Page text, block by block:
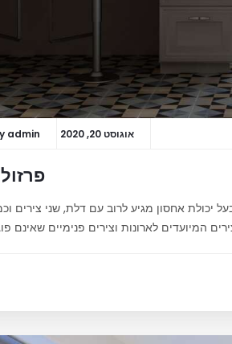
אוגוסט 20, 2020 admin
אחסון מגיע לרוב עם דלת, שני צירים
המיועדים לארונות וצירים פנימיים שאינם